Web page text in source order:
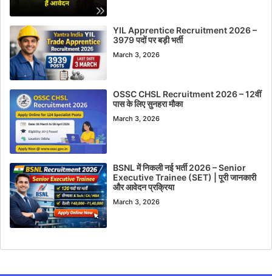
YIL Apprentice Recruitment 2026 –
3979 पदों पर बड़ी भर्ती
March 3, 2026
OSSC CHSL Recruitment 2026 – 12वीं
पास के लिए सुनहरा मौका
March 3, 2026
BSNL में निकली नई भर्ती 2026 – Senior
Executive Trainee (SET) | पूरी जानकारी
और आवेदन प्रक्रिया
March 3, 2026